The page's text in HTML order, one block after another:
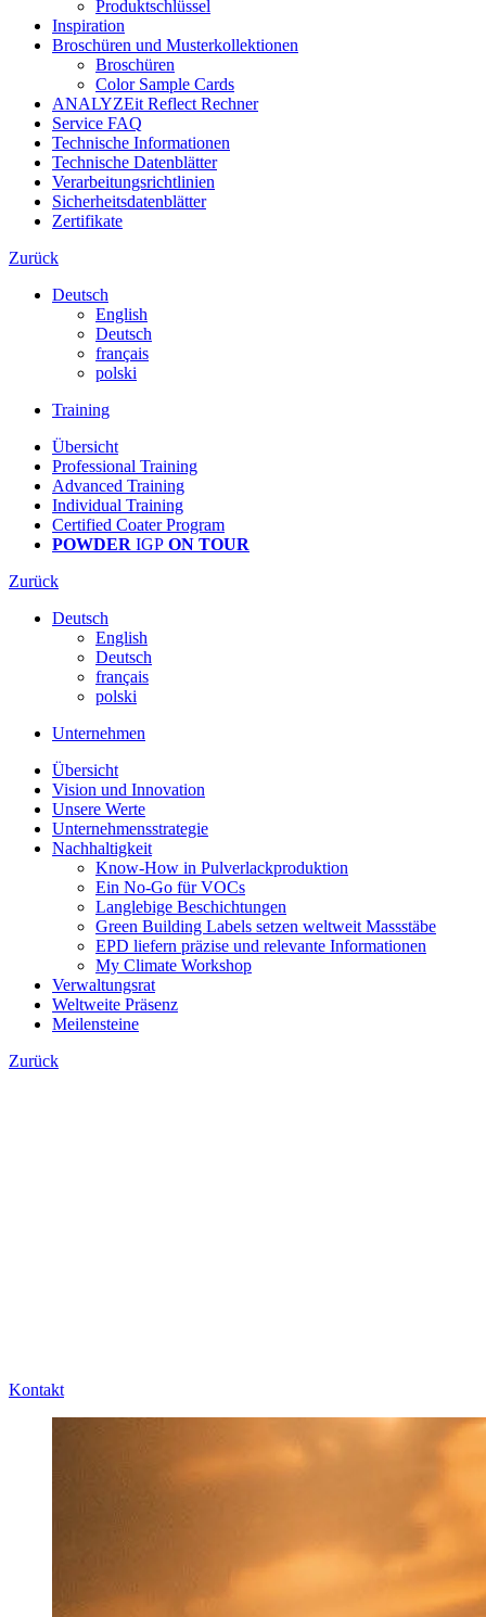
Produktschlüssel
Inspiration
Broschüren und Musterkollektionen
Broschüren
Color Sample Cards
ANALYZEit Reflect Rechner
Service FAQ
Technische Informationen
Technische Datenblätter
Verarbeitungsrichtlinien
Sicherheitsdatenblätter
Zertifikate
Zurück
Deutsch
English
Deutsch
français
polski
Training
Übersicht
Professional Training
Advanced Training
Individual Training
Certified Coater Program
POWDER IGP ON TOUR
Zurück
Deutsch
English
Deutsch
français
polski
Unternehmen
Übersicht
Vision und Innovation
Unsere Werte
Unternehmensstrategie
Nachhaltigkeit
Know-How in Pulverlackproduktion
Ein No-Go für VOCs
Langlebige Beschichtungen
Green Building Labels setzen weltweit Massstäbe
EPD liefern präzise und relevante Informationen
My Climate Workshop
Verwaltungsrat
Weltweite Präsenz
Meilensteine
Zurück
Kontakt